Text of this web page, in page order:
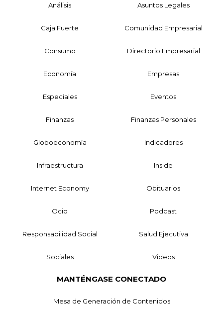
Análisis Asuntos Legales
Caja Fuerte Comunidad Empresarial
Consumo Directorio Empresarial
Economía Empresas
Especiales Eventos
Finanzas Finanzas Personales
Globoeconomía Indicadores
Infraestructura Inside
Internet Economy Obituarios
Ocio Podcast
Responsabilidad Social Salud Ejecutiva
Sociales Videos
MANTÉNGASE CONECTADO
Mesa de Generación de Contenidos